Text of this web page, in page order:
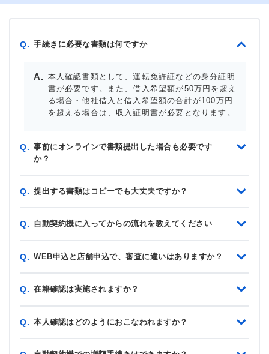
Q. 手続きに必要な書類は何ですか
本人確認書類として、運転免許証などの身分証明
書が必要です。また、借入希望額が50万円を超え
る場合・他社借入と借入希望額の合計が100万円
を超える場合は、収入証明書が必要となります。
Q. 事前にオンラインで書類提出した場合も必要です
か？
Q. 提出する書類はコピーでも大丈夫ですか？
Q. 自動契約機に入ってからの流れを教えてください
Q. WEB申込と店舗申込で、審査に違いはありますか？
Q. 在籍確認は実施されますか？
Q. 本人確認はどのようにおこなわれますか？